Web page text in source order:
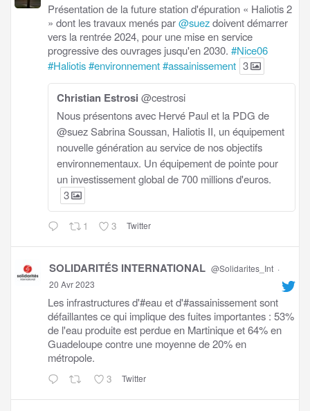
Présentation de la future station d'épuration « Haliotis 2
» dont les travaux menés par@suezdoivent démarrer
vers la rentrée 2024, pour une mise en service
progressive des ouvrages jusqu'en 2030. #Nice06
#Haliotis#environnement#assainissement 3
Christian Estrosi @cestrosi
Nous présentons avec Hervé Paul et la PDG de
@suez Sabrina Soussan, Haliotis II, un équipement
nouvelle génération au service de nos objectifs
environnementaux. Un équipement de pointe pour
un investissement global de 700 millions d'euros.
3
1 3 Twitter
SOLIDARITÉS INTERNATIONAL @Solidarites_Int ·
20 Avr 2023
Les infrastructures d'#eau et d'#assainissement sont
défaillantes ce qui implique des fuites importantes : 53%
de l'eau produite est perdue en Martinique et 64% en
Guadeloupe contre une moyenne de 20% en
métropole.
3 Twitter